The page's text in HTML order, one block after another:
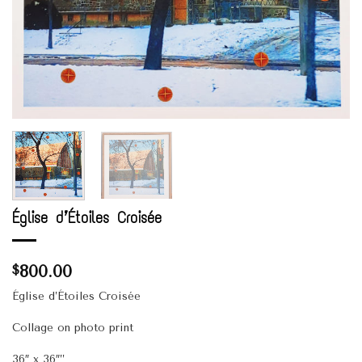
Église d’Étoiles Croisée
$800.00
Église d’Étoiles Croisée
Collage on photo print
36″ x 36″”